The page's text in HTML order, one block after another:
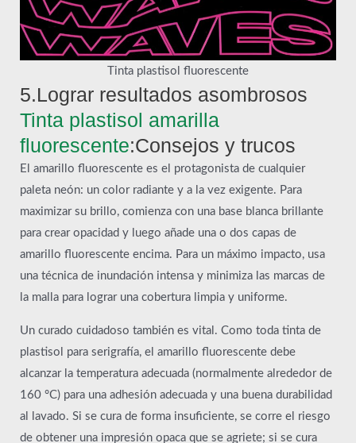
Tinta plastisol fluorescente
5.Lograr resultados asombrosos
Tinta plastisol amarilla
fluorescente:Consejos y trucos
El amarillo fluorescente es el protagonista de cualquier
paleta neón: un color radiante y a la vez exigente. Para
maximizar su brillo, comienza con una base blanca brillante
para crear opacidad y luego añade una o dos capas de
amarillo fluorescente encima. Para un máximo impacto, usa
una técnica de inundación intensa y minimiza las marcas de
la malla para lograr una cobertura limpia y uniforme.
Un curado cuidadoso también es vital. Como toda tinta de
plastisol para serigrafía, el amarillo fluorescente debe
alcanzar la temperatura adecuada (normalmente alrededor de
160 °C) para una adhesión adecuada y una buena durabilidad
al lavado. Si se cura de forma insuficiente, se corre el riesgo
de obtener una impresión opaca que se agriete; si se cura